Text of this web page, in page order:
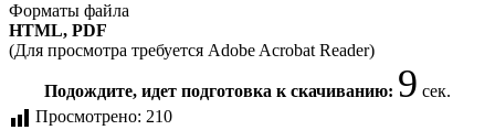
Форматы файла
HTML, PDF
(Для просмотра требуется Adobe Acrobat Reader)
Подождите, идет подготовка к скачиванию: 9 сек.
Просмотрено: 210